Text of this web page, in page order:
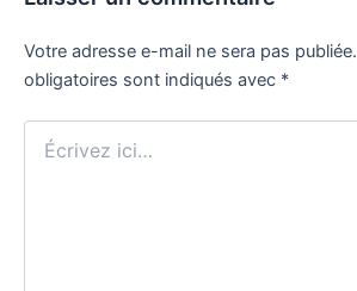
Votre adresse e-mail ne sera pas publiée.
obligatoires sont indiqués avec *
Écrivez
ici…